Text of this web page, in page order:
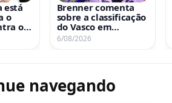
está
o
o
Brenner comenta
sobre a classificação
do Vasco em
entrevista exclusiva
6/08/2026
navegando